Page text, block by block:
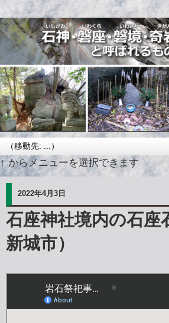
↑ からメニューを選択できます
2022年4月3日
石座神社境内の石座
新城市）